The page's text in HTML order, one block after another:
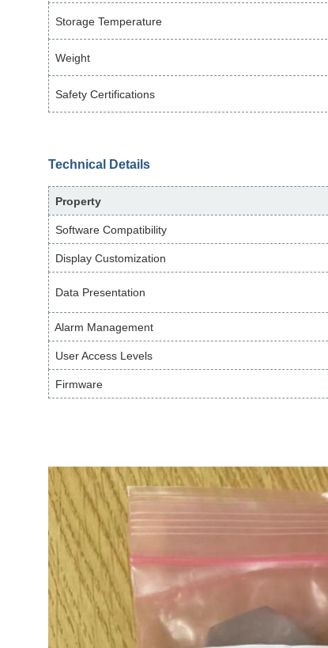
Storage Temperature
Weight
Safety Certifications
Technical Details
Property
Software Compatibility
Display Customization
Data Presentation
Alarm Management
User Access Levels
Firmware